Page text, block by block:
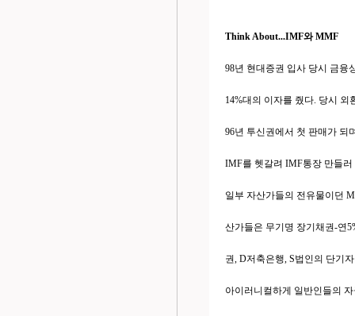
Think About...IMF와 MMF
98년 현대증권 입사 당시 금융
14%대의 이자를 줬다. 당시
96년 투신권에서 첫 판매가 되
IMF를 헷갈려 IMF통장 만들
일부 자산가들의 전유물이던
산가들은 무기명 장기채권-연
권, D저축은행, S법인의 단기
아이러니컬하게 일반인들의